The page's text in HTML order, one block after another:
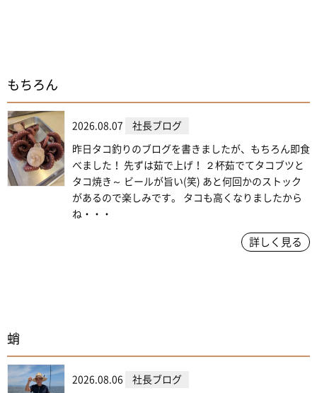
もちろん
2026.08.07 社長ブログ
昨日タコ釣りのブログを書きましたが、もちろん即食
べました！ 先ずは茹で上げ！ ２杯茹でてタコブツと
タコ焼き～ ビールが旨い(笑) あと何回かのストック
があるので楽しみです。 タコも高くなりましたから
ね・・・
詳しく見る
蛸
2026.08.06 社長ブログ